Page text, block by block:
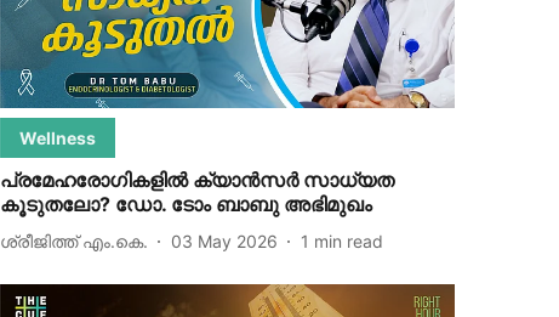
Wellness
പ്രമേഹരോഗികളിൽ ക്യാൻസർ സാധ്യത
കൂടുതലോ? ഡോ. ടോം ബാബു അഭിമുഖം
ശ്രീജിത്ത് എം.കെ. 03 May 2026 1 min read